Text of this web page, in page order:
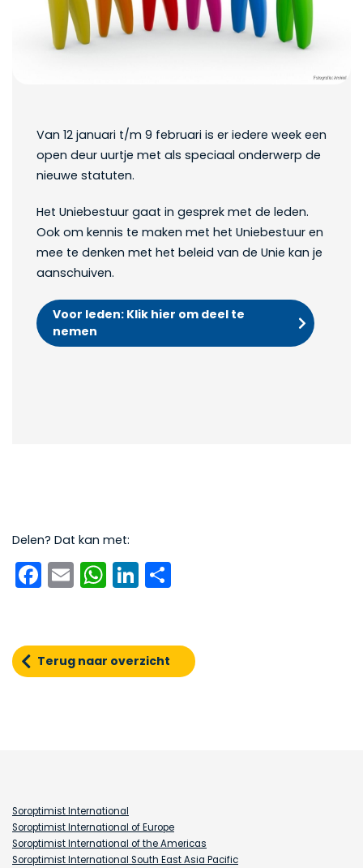
Van 12 januari t/m 9 februari is er iedere week een
open deur uurtje met als speciaal onderwerp de
nieuwe statuten.
Het Uniebestuur gaat in gesprek met de leden.
Ook om kennis te maken met het Uniebestuur en
mee te denken met het beleid van de Unie kan je
aanschuiven.
Voor leden: Klik hier om deel te
nemen
Delen? Dat kan met:
Facebook
EmailWhatsApp
LinkedIn
Terug naar overzicht
Soroptimist International
Soroptimist International of Europe
Soroptimist International of the Americas
Soroptimist International South East Asia Pacific